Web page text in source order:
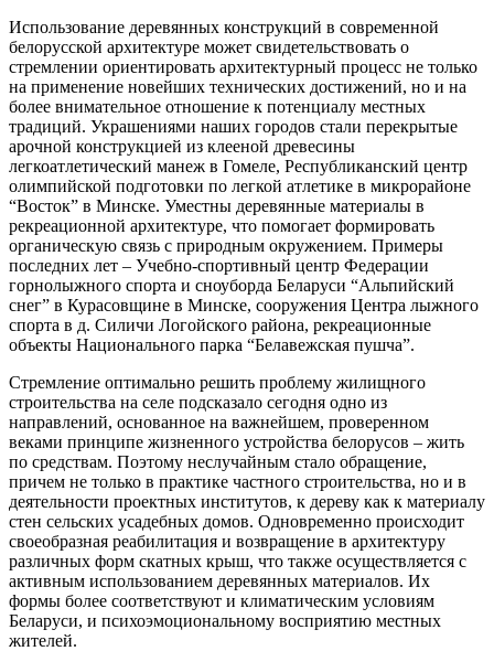
Использование деревянных конструкций в современной
белорусской архитектуре может свидетельствовать о
стремлении ориентировать архитектурный процесс не только
на применение новейших технических достижений, но и на
более внимательное отношение к потенциалу местных
традиций. Украшениями наших городов стали перекрытые
арочной конструкцией из клееной древесины
легкоатлетический манеж в Гомеле, Республиканский центр
олимпийской подготовки по легкой атлетике в микрорайоне
“Восток” в Минске. Уместны деревянные материалы в
рекреационной архитектуре, что помогает формировать
органическую связь с природным окружением. Примеры
последних лет – Учебно-спортивный центр Федерации
горнолыжного спорта и сноуборда Беларуси “Альпийский
снег” в Курасовщине в Минске, сооружения Центра лыжного
спорта в д. Силичи Логойского района, рекреационные
объекты Национального парка “Белавежская пушча”.
Стремление оптимально решить проблему жилищного
строительства на селе подсказало сегодня одно из
направлений, основанное на важнейшем, проверенном
веками принципе жизненного устройства белорусов – жить
по средствам. Поэтому неслучайным стало обращение,
причем не только в практике частного строительства, но и в
деятельности проектных институтов, к дереву как к материалу
стен сельских усадебных домов. Одновременно происходит
своеобразная реабилитация и возвращение в архитектуру
различных форм скатных крыш, что также осуществляется с
активным использованием деревянных материалов. Их
формы более соответствуют и климатическим условиям
Беларуси, и психоэмоциональному восприятию местных
жителей.